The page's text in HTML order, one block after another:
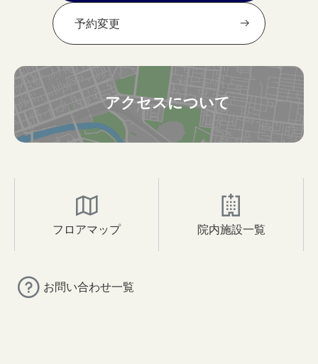
予約変更
アクセスについて
フロアマップ 院内施設一覧
お問い合わせ一覧